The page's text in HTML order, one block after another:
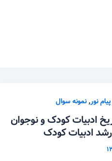
پیام نور,نمونه سوال
ادبیات کودک و نوجوان
ادبیات کودک